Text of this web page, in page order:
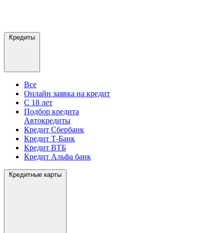
Кредиты
Все
Онлайн заявка на кредит
С 18 лет
Подбор кредита
Автокредиты
Кредит Сбербанк
Кредит Т-Банк
Кредит ВТБ
Кредит Альфа банк
Кредитные карты